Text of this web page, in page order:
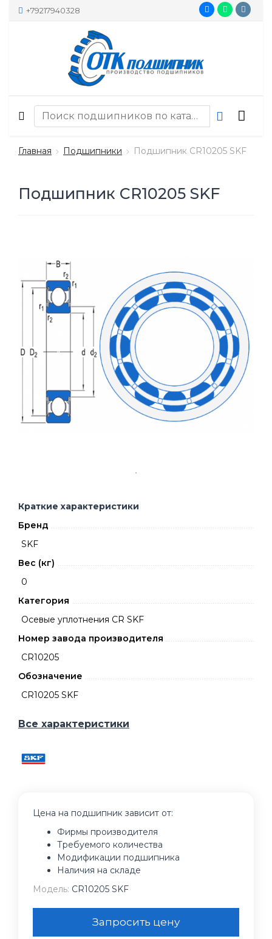
+79217940328
Главная Подшипники Подшипник CR10205 SKF
Подшипник CR10205 SKF
Краткие характеристики
Бренд
SKF
Вес (кг)
0
Категория
Осевые уплотнения CR SKF
Номер завода производителя
CR10205
Обозначение
CR10205 SKF
Все характеристики
Цена на подшипник зависит от:
Фирмы производителя
Требуемого количества
Модификации подшипника
Наличия на складе
Модель: CR10205 SKF
Запросить цену